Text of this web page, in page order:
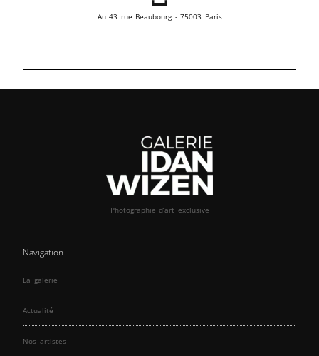
Au 43 rue Beaubourg - 75003 Paris
Photographie d’art exclusive
Navigation
La galerie
Actualité
Nos artistes